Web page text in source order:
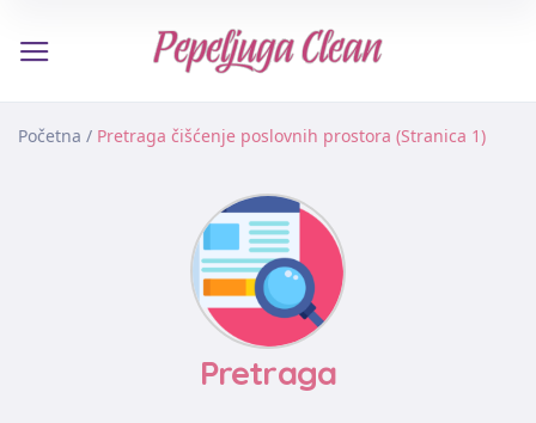
Početna / Pretraga čišćenje poslovnih prostora (Stranica 1)
Pretraga